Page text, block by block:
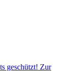
geschützt! Zur